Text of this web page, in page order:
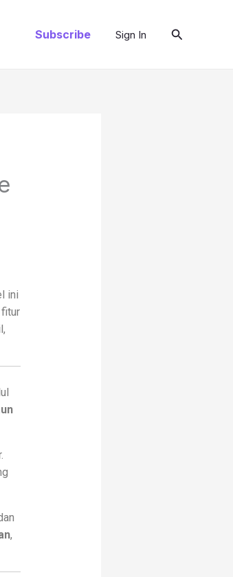
Subscribe Sign In Cari
ini
,